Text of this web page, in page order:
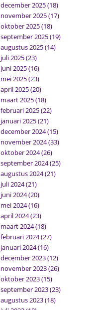
december 2025(18)
november 2025(17)
oktober 2025(18)
september 2025(19)
augustus 2025(14)
juli 2025(23)
juni 2025(16)
mei 2025(23)
april 2025(20)
maart 2025(18)
februari 2025(22)
januari 2025(21)
december 2024(15)
november 2024(33)
oktober 2024(26)
september 2024(25)
augustus 2024(21)
juli 2024(21)
juni 2024(20)
mei 2024(16)
april 2024(23)
maart 2024(18)
februari 2024(27)
januari 2024(16)
december 2023(12)
november 2023(26)
oktober 2023(15)
september 2023(23)
augustus 2023(18)